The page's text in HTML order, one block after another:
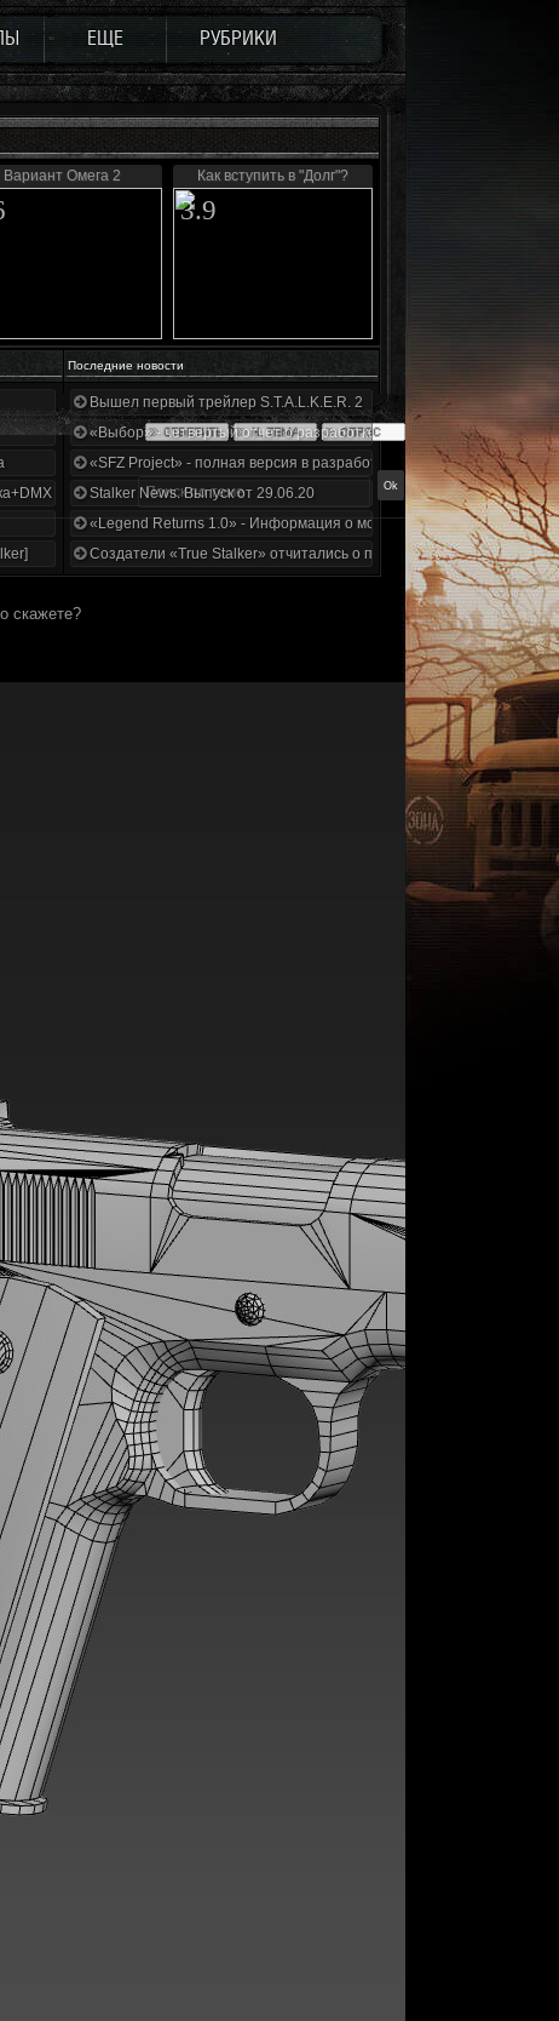
ЕЩЕ РУБРИКИ
Вариант Омега 2 Как вступить в "Долг"?
3.9
Последние новости
1.3.5.ООП.МА.К.
Вышел первый трейлер S.T.A.L.K.E.R. 2
«Выбор» - четвертый отчет о разработке!
«SFZ Project» - полная версия в разработке!
Stalker News. Выпуск от 29.06.20
«Legend Returns 1.0» - Информация о моде за июнь 2020
Создатели «True Stalker» отчитались о проделанной работе
скажете?